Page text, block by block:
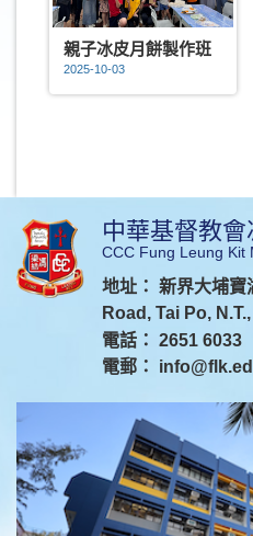
親子冰皮月餅製作班
2025-10-03
中華基督教
CCC Fung Leung Kit
地址： 新界大埔
Road, Tai Po,
電話： 2651 6033
電郵：